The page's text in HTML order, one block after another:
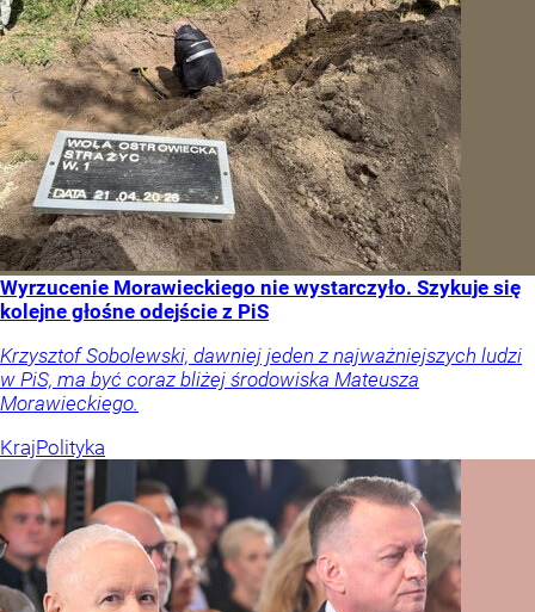
Wyrzucenie Morawieckiego nie wystarczyło. Szykuje się
kolejne głośne odejście z PiS
Krzysztof Sobolewski, dawniej jeden z najważniejszych ludzi
w PiS, ma być coraz bliżej środowiska Mateusza
Morawieckiego.
KrajPolityka